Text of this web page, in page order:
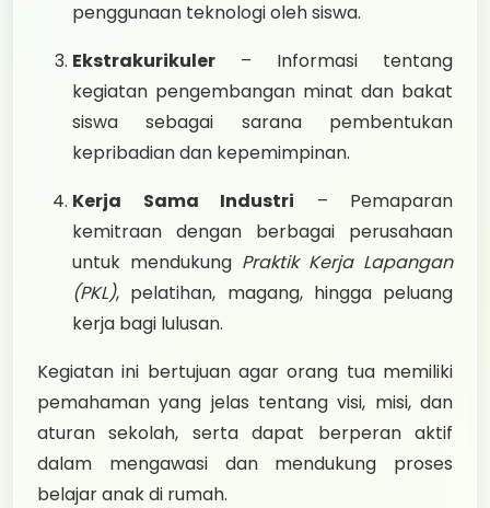
penggunaan teknologi oleh siswa.
Ekstrakurikuler – Informasi tentang
kegiatan pengembangan minat dan bakat
siswa sebagai sarana pembentukan
kepribadian dan kepemimpinan.
Kerja Sama Industri – Pemaparan
kemitraan dengan berbagai perusahaan
untuk mendukung Praktik Kerja Lapangan
(PKL), pelatihan, magang, hingga peluang
kerja bagi lulusan.
Kegiatan ini bertujuan agar orang tua memiliki
pemahaman yang jelas tentang visi, misi, dan
aturan sekolah, serta dapat berperan aktif
dalam mengawasi dan mendukung proses
belajar anak di rumah.